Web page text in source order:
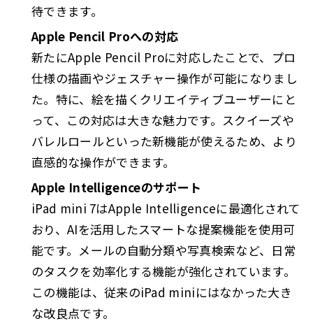
待できます。
Apple Pencil Proへの対応
新たにApple Pencil Proに対応したことで、プロ
仕様の描画やジェスチャー操作が可能になりまし
た。特に、絵を描くクリエイティブユーザーにと
って、この対応は大きな魅力です。スクイーズや
バレルロールといった新機能が使えるため、より
直感的な操作ができます。
Apple Intelligenceのサポート
iPad mini 7はApple Intelligenceに最適化されて
おり、AIを活用したスマートな提案機能を使用可
能です。メールの自動分類や写真検索など、日常
のタスクを効率化する機能が強化されています。
この機能は、従来のiPad miniにはなかった大き
な改良点です。